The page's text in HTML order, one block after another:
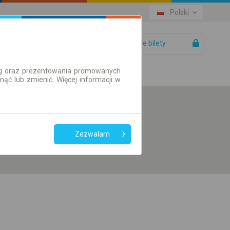
Polski
Twoje bilety
przesiadek
Tylko bilet online
oraz prezentowania promowanych
lub zmienić. Więcej informacji w
Zezwalam